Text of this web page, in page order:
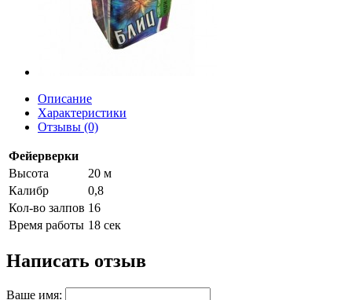
Описание
Характеристики
Отзывы (0)
Фейерверки
Высота
20 м
Калибр
0,8
Кол-во залпов 16
Время работы 18 сек
Написать отзыв
Ваше имя: